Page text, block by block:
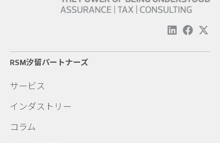
RSM汐留パートナーズ
サービス
インダストリー
コラム